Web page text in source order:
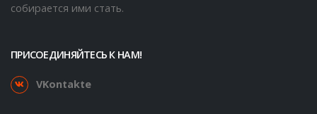
собирается ими стать.
ПРИСОЕДИНЯЙТЕСЬ К НАМ!
VKontakte